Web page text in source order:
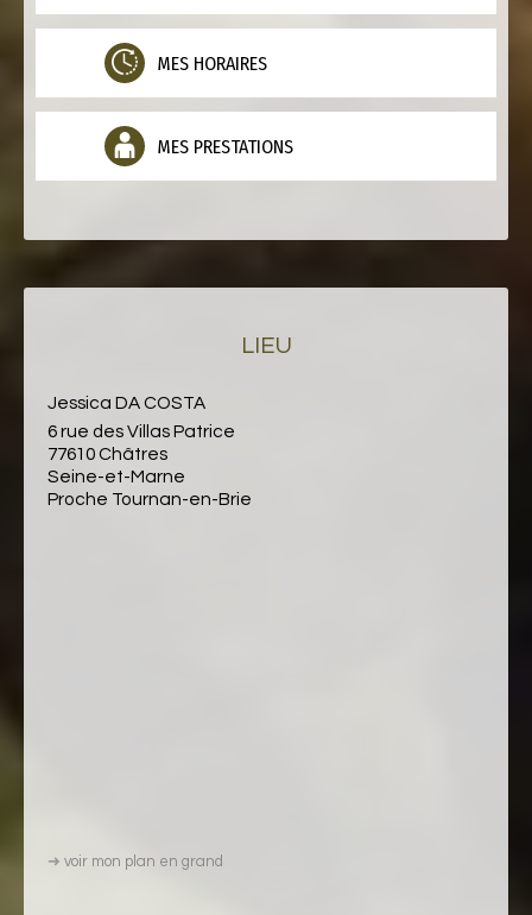
MES HORAIRES
MES PRESTATIONS
LIEU
Jessica DA COSTA
6 rue des Villas Patrice
77610 Châtres
Seine-et-Marne
Proche Tournan-en-Brie
➜ voir mon plan en grand